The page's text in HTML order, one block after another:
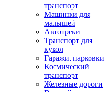
транспорт
Машинки для
малышей
Автотреки
Транспорт для
кукол
Гаражи, парковки
Космический
транспорт
Железные дороги